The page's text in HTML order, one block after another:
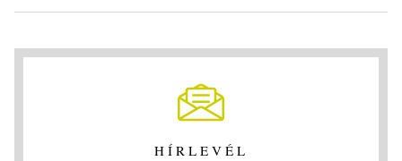
HÍRLEVÉL